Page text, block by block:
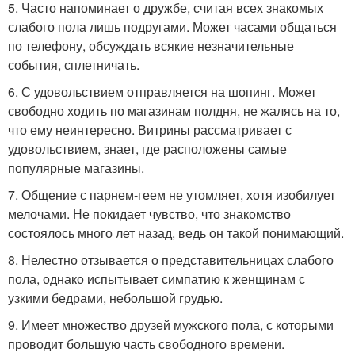
5. Часто напоминает о дружбе, считая всех знакомых
слабого пола лишь подругами. Может часами общаться
по телефону, обсуждать всякие незначительные
события, сплетничать.
6. С удовольствием отправляется на шопинг. Может
свободно ходить по магазинам полдня, не жалясь на то,
что ему неинтересно. Витрины рассматривает с
удовольствием, знает, где расположены самые
популярные магазины.
7. Общение с парнем-геем не утомляет, хотя изобилует
мелочами. Не покидает чувство, что знакомство
состоялось много лет назад, ведь он такой понимающий.
8. Нелестно отзывается о представительницах слабого
пола, однако испытывает симпатию к женщинам с
узкими бедрами, небольшой грудью.
9. Имеет множество друзей мужского пола, с которыми
проводит большую часть свободного времени.